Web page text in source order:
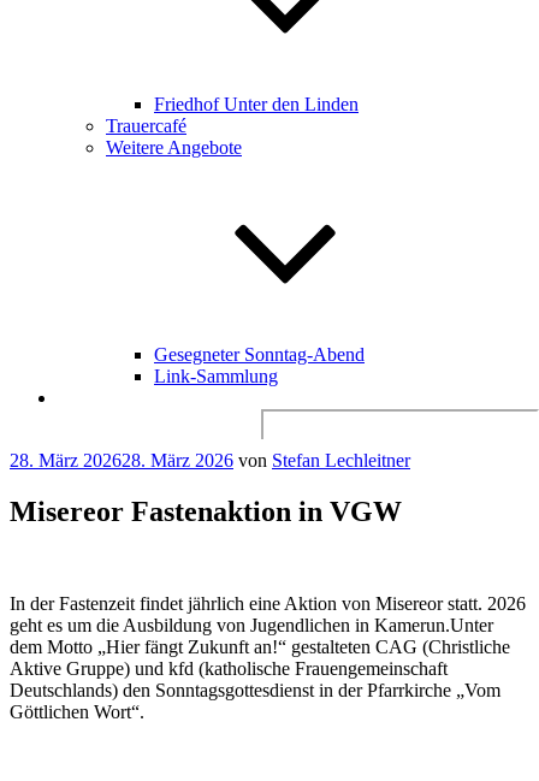
Friedhof Unter den Linden
Trauercafé
Weitere Angebote
Gesegneter Sonntag-Abend
Link-Sammlung
Search
for:
Veröffentlicht
28. März 202628. März 2026 von Stefan Lechleitner
Misereor Fastenaktion in VGW
In der Fastenzeit findet jährlich eine Aktion von Misereor statt. 2026
geht es um die Ausbildung von Jugendlichen in Kamerun.Unter
dem Motto „Hier fängt Zukunft an!“ gestalteten CAG (Christliche
Aktive Gruppe) und kfd (katholische Frauengemeinschaft
Deutschlands) den Sonntagsgottesdienst in der Pfarrkirche „Vom
Göttlichen Wort“.